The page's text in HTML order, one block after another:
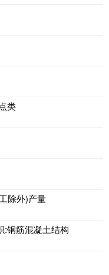
类
除外)产量
:钢筋混凝土结构